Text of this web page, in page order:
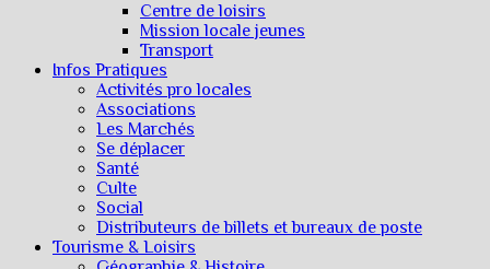
Centre de loisirs
Mission locale jeunes
Transport
Infos Pratiques
Activités pro locales
Associations
Les Marchés
Se déplacer
Santé
Culte
Social
Distributeurs de billets et bureaux de poste
Tourisme & Loisirs